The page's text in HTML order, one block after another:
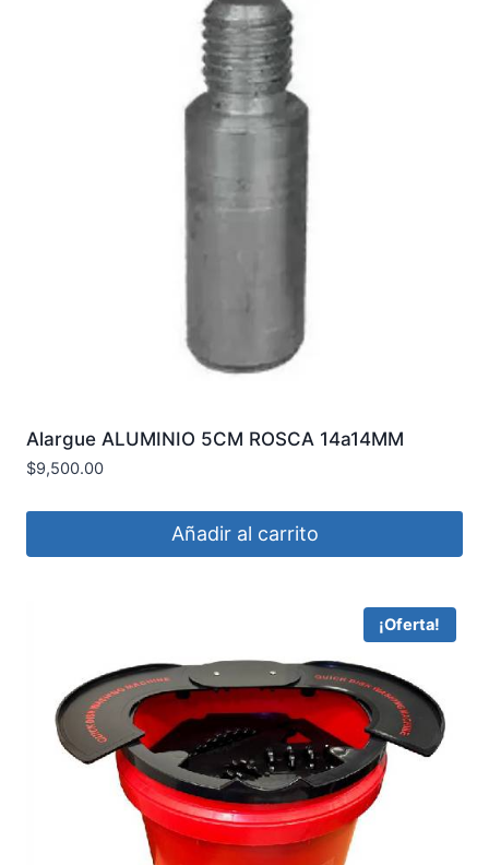
Alargue ALUMINIO 5CM ROSCA 14a14MM
$9,500.00
Añadir al carrito
¡Oferta!